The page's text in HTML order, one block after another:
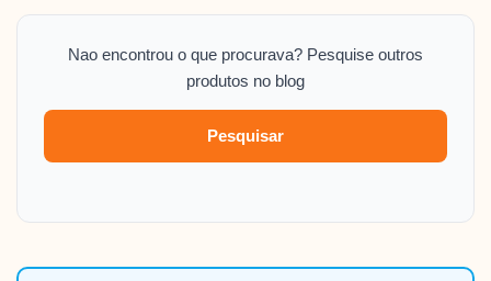
Nao encontrou o que procurava? Pesquise outros
produtos no blog
Pesquisar